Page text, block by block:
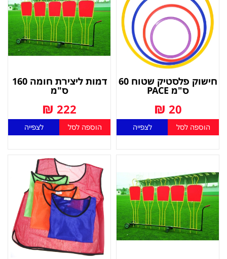
חישוק פלסטיק שטוח 60
ס"מ PACE
20
₪
הוספה לסל לצפייה
דמות ליצירת חומה 160
ס"מ
222
₪
הוספה לסל לצפייה